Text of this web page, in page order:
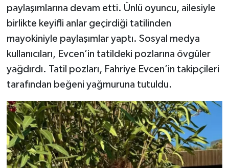
paylaşımlarına devam etti. Ünlü oyuncu, ailesiyle
birlikte keyifli anlar geçirdiği tatilinden
mayokiniyle paylaşımlar yaptı. Sosyal medya
kullanıcıları, Evcen’in tatildeki pozlarına övgüler
yağdırdı. Tatil pozları, Fahriye Evcen’in takipçileri
tarafından beğeni yağmuruna tutuldu.